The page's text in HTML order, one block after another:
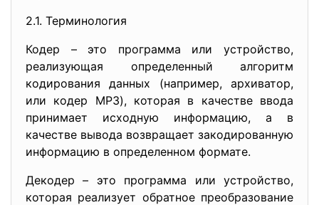
2.1. Терминология
Кодер – это программа или устройство,
реализующая определенный алгоритм
кодирования данных (например, архиватор,
или кодер MP3), которая в качестве ввода
принимает исходную информацию, а в
качестве вывода возвращает закодированную
информацию в определенном формате.
Декодер – это программа или устройство,
которая реализует обратное преобразование